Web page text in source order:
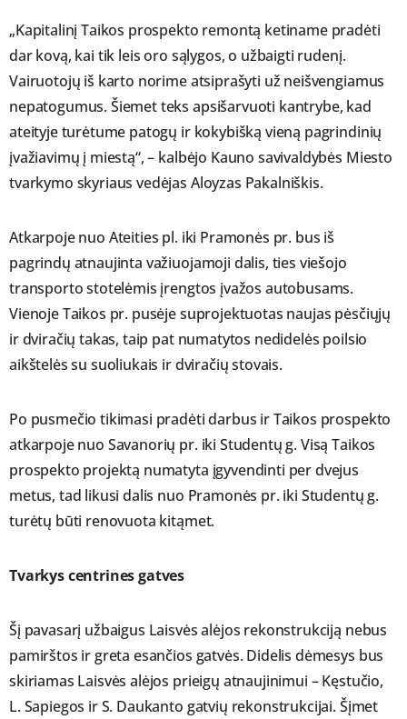
„Kapitalinį Taikos prospekto remontą ketiname pradėti
dar kovą, kai tik leis oro sąlygos, o užbaigti rudenį.
Vairuotojų iš karto norime atsiprašyti už neišvengiamus
nepatogumus. Šiemet teks apsišarvuoti kantrybe, kad
ateityje turėtume patogų ir kokybišką vieną pagrindinių
įvažiavimų į miestą“, – kalbėjo Kauno savivaldybės Miesto
tvarkymo skyriaus vedėjas Aloyzas Pakalniškis.
Atkarpoje nuo Ateities pl. iki Pramonės pr. bus iš
pagrindų atnaujinta važiuojamoji dalis, ties viešojo
transporto stotelėmis įrengtos įvažos autobusams.
Vienoje Taikos pr. pusėje suprojektuotas naujas pėsčiųjų
ir dviračių takas, taip pat numatytos nedidelės poilsio
aikštelės su suoliukais ir dviračių stovais.
Po pusmečio tikimasi pradėti darbus ir Taikos prospekto
atkarpoje nuo Savanorių pr. iki Studentų g. Visą Taikos
prospekto projektą numatyta įgyvendinti per dvejus
metus, tad likusi dalis nuo Pramonės pr. iki Studentų g.
turėtų būti renovuota kitąmet.
Tvarkys centrines gatves
Šį pavasarį užbaigus Laisvės alėjos rekonstrukciją nebus
pamirštos ir greta esančios gatvės. Didelis dėmesys bus
skiriamas Laisvės alėjos prieigų atnaujinimui – Kęstučio,
L. Sapiegos ir S. Daukanto gatvių rekonstrukcijai. Šįmet